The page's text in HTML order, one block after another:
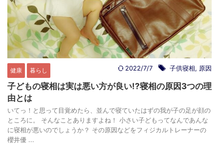
健康 暮らし 2022/7/7 子供寝相, 原因
子どもの寝相は実は悪い方が良い!?寝相の原因3つの理
由とは
いてっ！と思って目覚めたら、並んで寝ていたはずの我が子の足が顔の
ところに。 そんなことありますよね！ 小さい子どもってなんであんな
に寝相が悪いのでしょうか？ その原因などをフィジカルトレーナーの
櫻井優 ...